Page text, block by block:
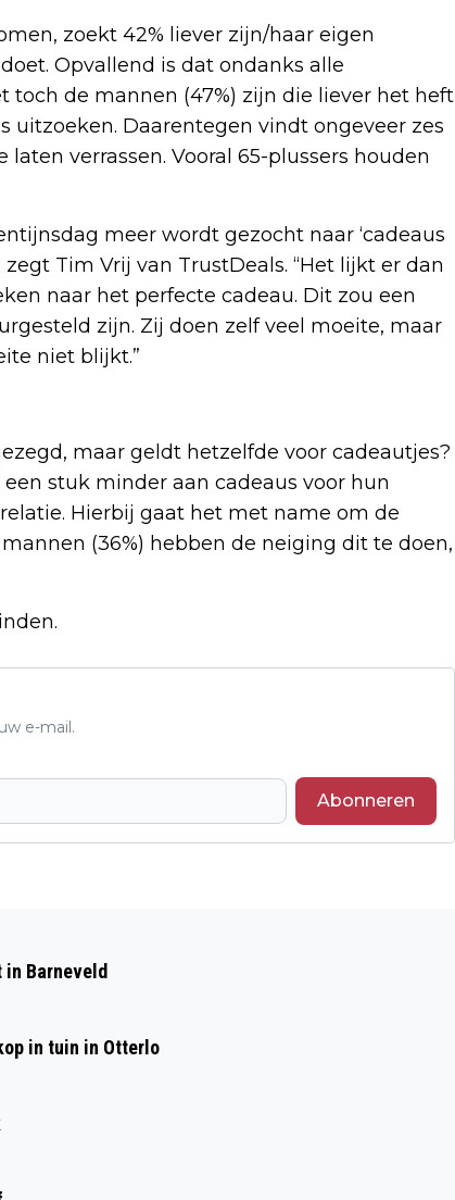
zoekt 42% liever zijn/haar eigen
Opvallend is dat ondanks alle
de mannen (47%) zijn die liever het heft
uitzoeken. Daarentegen vindt ongeveer zes
verrassen. Vooral 65-plussers houden
meer wordt gezocht naar ‘cadeaus
zegt Tim Vrij van TrustDeals. “Het lijkt er dan
naar het perfecte cadeau. Dit zou een
zijn. Zij doen zelf veel moeite, maar
niet blijkt.”
maar geldt hetzelfde voor cadeautjes?
stuk minder aan cadeaus voor hun
Hierbij gaat het met name om de
(36%) hebben de neiging dit te doen,
e-mail.
Abonneren
ONGEDIERTEBESTRIJDERS GERICHT
in Barneveld
in tuin in Otterlo